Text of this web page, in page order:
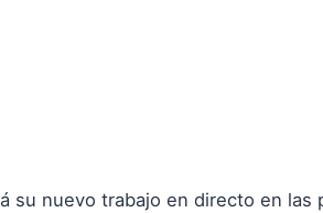
su nuevo trabajo en directo en